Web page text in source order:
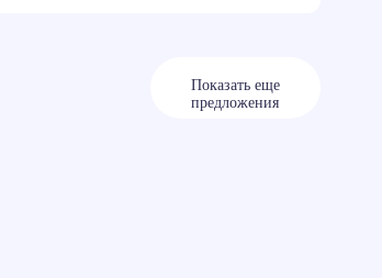
Показать еще
предложения